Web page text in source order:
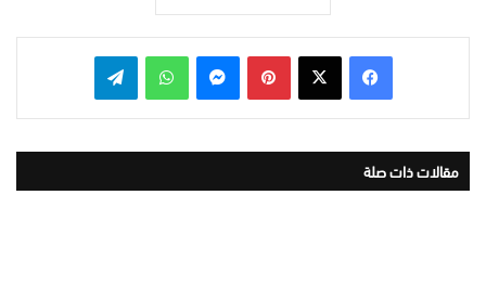
بينتيريست واتساب
مقالات ذات صلة